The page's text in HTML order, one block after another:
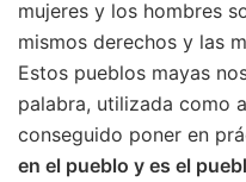
mujeres y los hombres
mismos derechos y las
Estos pueblos mayas
palabra, utilizada como
conseguido poner en
en el pueblo y es el